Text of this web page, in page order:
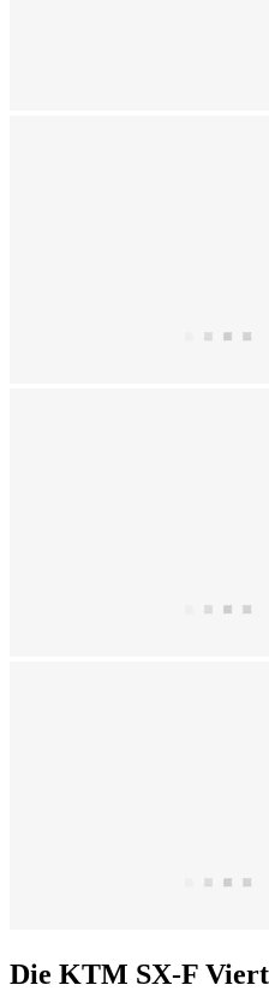
Die KTM SX-F